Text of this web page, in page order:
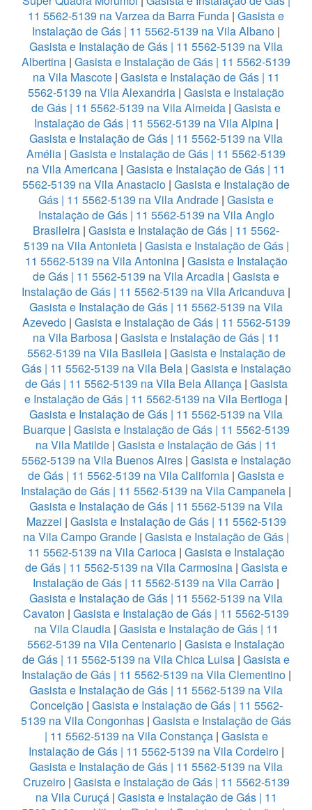
11 5562-5139 na Varzea da Barra Funda | Gasista e
Instalação de Gás | 11 5562-5139 na Vila Albano |
Gasista e Instalação de Gás | 11 5562-5139 na Vila
Albertina | Gasista e Instalação de Gás | 11 5562-5139
na Vila Mascote| Gasista e Instalação de Gás | 11
5562-5139 na Vila Alexandria | Gasista e Instalação
de Gás | 11 5562-5139 na Vila Almeida | Gasista e
Instalação de Gás | 11 5562-5139 na Vila Alpina |
Gasista e Instalação de Gás | 11 5562-5139 na Vila
Amélia | Gasista e Instalação de Gás | 11 5562-5139
na Vila Americana | Gasista e Instalação de Gás | 11
5562-5139 na Vila Anastacio | Gasista e Instalação de
Gás | 11 5562-5139 na Vila Andrade | Gasista e
Instalação de Gás | 11 5562-5139 na Vila Anglo
Brasileira | Gasista e Instalação de Gás | 11 5562-
5139 na Vila Antonieta| Gasista e Instalação de Gás |
11 5562-5139 na Vila Antonina| Gasista e Instalação
de Gás | 11 5562-5139 na Vila Arcadia | Gasista e
Instalação de Gás | 11 5562-5139 na Vila Aricanduva |
Gasista e Instalação de Gás | 11 5562-5139 na Vila
Azevedo| Gasista e Instalação de Gás | 11 5562-5139
na Vila Barbosa| Gasista e Instalação de Gás | 11
5562-5139 na Vila Basileia| Gasista e Instalação de
Gás | 11 5562-5139 na Vila Bela| Gasista e Instalação
de Gás | 11 5562-5139 na Vila Bela Aliança| Gasista
e Instalação de Gás | 11 5562-5139 na Vila Bertioga |
Gasista e Instalação de Gás | 11 5562-5139 na Vila
Buarque| Gasista e Instalação de Gás | 11 5562-5139
na Vila Matilde| Gasista e Instalação de Gás | 11
5562-5139 na Vila Buenos Aires| Gasista e Instalação
de Gás | 11 5562-5139 na Vila California | Gasista e
Instalação de Gás | 11 5562-5139 na Vila Campanela |
Gasista e Instalação de Gás | 11 5562-5139 na Vila
Mazzei | Gasista e Instalação de Gás | 11 5562-5139
na Vila Campo Grande | Gasista e Instalação de Gás |
11 5562-5139 na Vila Carioca| Gasista e Instalação
de Gás | 11 5562-5139 na Vila Carmosina| Gasista e
Instalação de Gás | 11 5562-5139 na Vila Carrão |
Gasista e Instalação de Gás | 11 5562-5139 na Vila
Cavaton | Gasista e Instalação de Gás | 11 5562-5139
na Vila Claudia| Gasista e Instalação de Gás | 11
5562-5139 na Vila Centenario | Gasista e Instalação
de Gás | 11 5562-5139 na Vila Chica Luisa | Gasista e
Instalação de Gás | 11 5562-5139 na Vila Clementino|
Gasista e Instalação de Gás | 11 5562-5139 na Vila
Conceição| Gasista e Instalação de Gás | 11 5562-
5139 na Vila Congonhas | Gasista e Instalação de Gás
| 11 5562-5139 na Vila Constança| Gasista e
Instalação de Gás | 11 5562-5139 na Vila Cordeiro|
Gasista e Instalação de Gás | 11 5562-5139 na Vila
Cruzeiro | Gasista e Instalação de Gás | 11 5562-5139
na Vila Curuçá | Gasista e Instalação de Gás | 11